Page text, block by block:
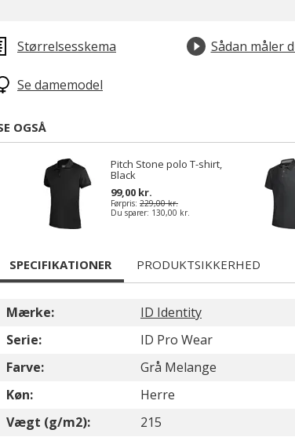
Størrelsesskema Sådan måler
Se damemodel
OGSÅ
Pitch Stone polo T-shirt,
Black
99,00 kr.
Førpris: 229,00 kr.
Du sparer: 130,00 kr.
SPECIFIKATIONER PRODUKTSIKKERHED
Mærke:
ID Identity
Serie:
ID Pro Wear
Farve:
Grå Melange
Køn:
Herre
Vægt (g/m2):
215